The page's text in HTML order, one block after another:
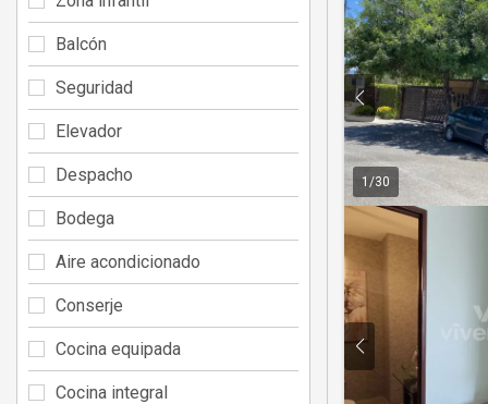
1 /30
Balcón
Seguridad
Elevador
Despacho
Bodega
Aire acondicionado
Conserje
Cocina equipada
Cocina integral